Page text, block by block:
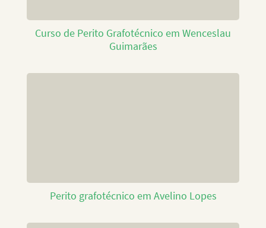
Curso de Perito Grafotécnico em Wenceslau
Guimarães
Perito grafotécnico em Avelino Lopes